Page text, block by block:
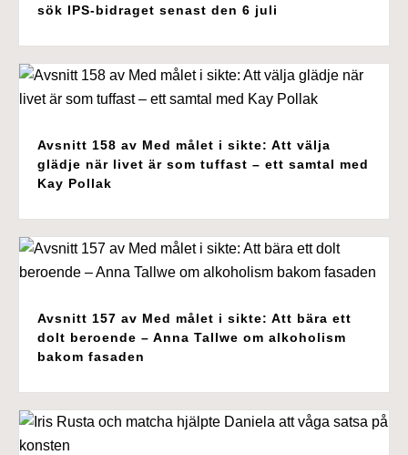
sök IPS-bidraget senast den 6 juli
Avsnitt 158 av Med målet i sikte: Att välja
glädje när livet är som tuffast – ett samtal med
Kay Pollak
Avsnitt 157 av Med målet i sikte: Att bära ett
dolt beroende – Anna Tallwe om alkoholism
bakom fasaden